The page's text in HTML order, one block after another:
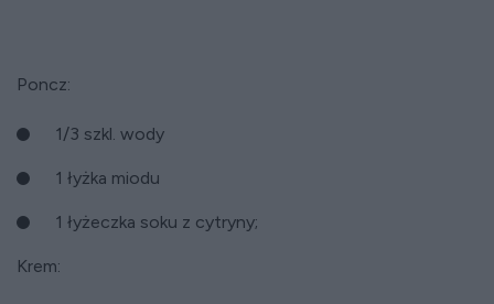
Poncz:
1/3 szkl. wody
1 łyżka miodu
1 łyżeczka soku z cytryny;
Krem: